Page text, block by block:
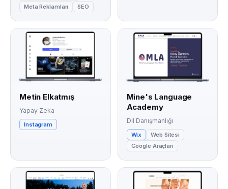
Meta Reklamları
SEO
Metin Elkatmış
Yapay Zeka
Instagram
Mine's Language
Academy
Dil Danışmanlığı
Wix
Web Sitesi
Google Araçları